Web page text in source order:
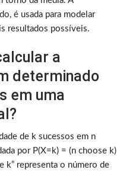
é usada para modelar
resultados possíveis.
a
determinado
em uma
de k sucessos em n
por P(X=k) = (n choose k)
k” representa o número de